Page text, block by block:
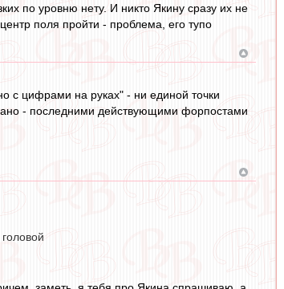
по уровню нету. И никто Якину сразу их не
поля пройти - проблема, его тупо
с цифрами на руках" - ни единой точки
- последними действующими форпостами